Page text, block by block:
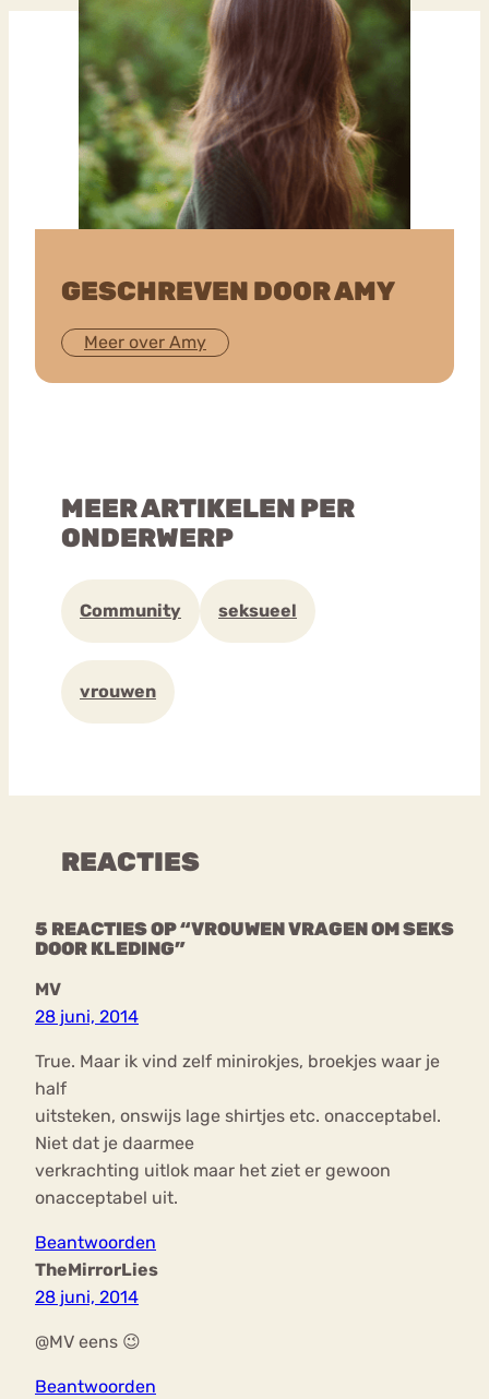
GESCHREVEN DOOR AMY
Meer over Amy
MEER ARTIKELEN PER
ONDERWERP
Community seksueel
vrouwen
REACTIES
5 REACTIES OP “VROUWEN VRAGEN OM SEKS
DOOR KLEDING”
MV
28 juni, 2014
True. Maar ik vind zelf minirokjes, broekjes waar je
half
uitsteken, onswijs lage shirtjes etc. onacceptabel.
Niet dat je daarmee
verkrachting uitlok maar het ziet er gewoon
onacceptabel uit.
Beantwoorden
TheMirrorLies
28 juni, 2014
@MV eens 😉
Beantwoorden